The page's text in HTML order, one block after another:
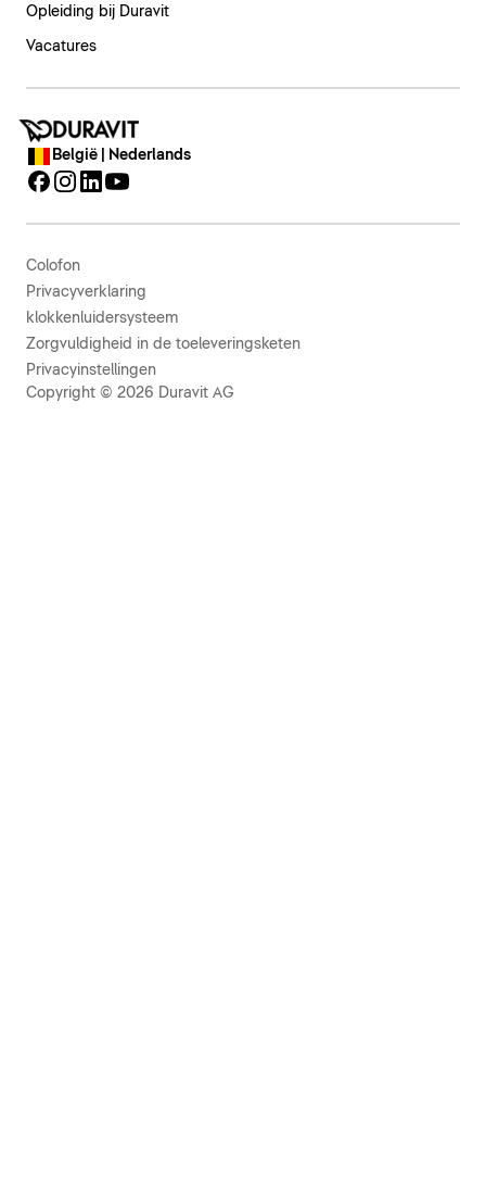
Opleiding bij Duravit
Vacatures
België | Nederlands
Colofon
Privacyverklaring
klokkenluidersysteem
Zorgvuldigheid in de toeleveringsketen
Privacyinstellingen
Copyright © 2026 Duravit AG